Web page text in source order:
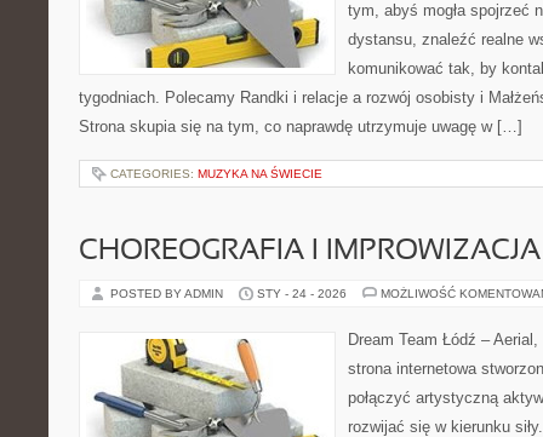
tym, abyś mogła spojrzeć
dystansu, znaleźć realne
komunikować tak, by
tygodniach. Polecamy Randki i relacje a rozwój osobisty i
Strona skupia się na tym, co naprawdę utrzymuje uwagę w […]
CATEGORIES: MUZYKA NA ŚWIECIE
CHOREOGRAFIA I IMPROWIZACJA
POSTED BY ADMIN STY - 24 - 2026 MOŻLIWOŚĆ
Dream Team Łódź –
strona internetowa
połączyć artystyczną
rozwijać się w kierunku